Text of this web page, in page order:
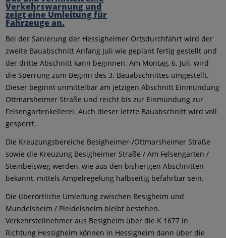
Bei der Sanierung der Hessigheimer Ortsdurchfahrt wird der
zweite Bauabschnitt Anfang Juli wie geplant fertig gestellt und
der dritte Abschnitt kann beginnen. Am Montag, 6. Juli, wird
die Sperrung zum Beginn des 3. Bauabschnittes umgestellt.
Dieser beginnt unmittelbar am jetzigen Abschnitt Einmündung
Ottmarsheimer Straße und reicht bis zur Einmündung zur
Felsengartenkellerei. Auch dieser letzte Bauabschnitt wird voll
gesperrt.
Die Kreuzungsbereiche Besigheimer-/Ottmarsheimer Straße
sowie die Kreuzung Besigheimer Straße / Am Felsengarten /
Steinbeisweg werden, wie aus den bisherigen Abschnitten
bekannt, mittels Ampelregelung halbseitig befahrbar sein.
Die überörtliche Umleitung zwischen Besigheim und
Mundelsheim / Pleidelsheim bleibt bestehen.
Verkehrsteilnehmer aus Besigheim über die K 1677 in
Richtung Hessigheim können in Hessigheim dann über die